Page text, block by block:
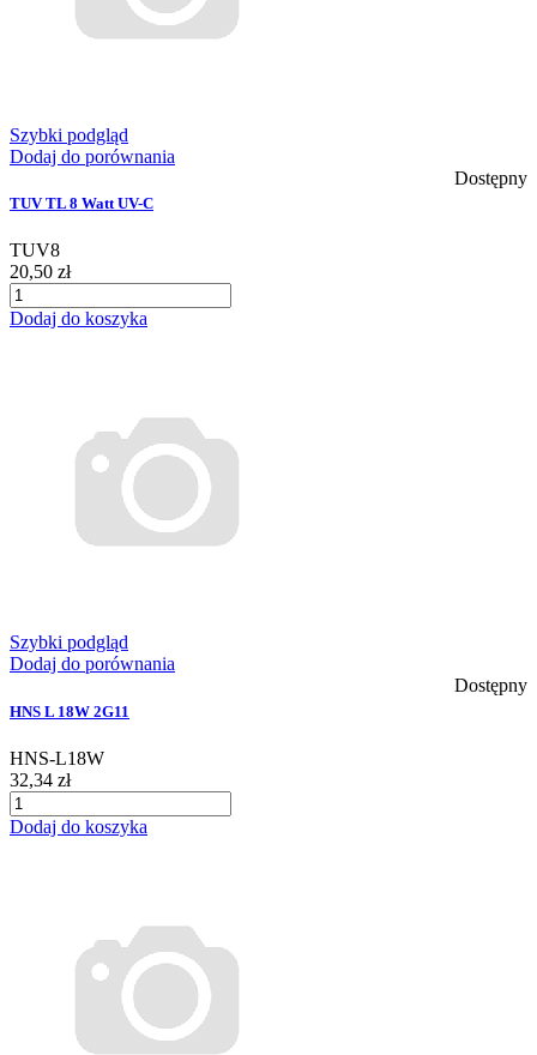
Szybki podgląd
Dodaj do porównania
Dostępny
TUV TL 8 Watt UV-C
TUV8
20,50 zł
Dodaj do koszyka
Szybki podgląd
Dodaj do porównania
Dostępny
HNS L 18W 2G11
HNS-L18W
32,34 zł
Dodaj do koszyka